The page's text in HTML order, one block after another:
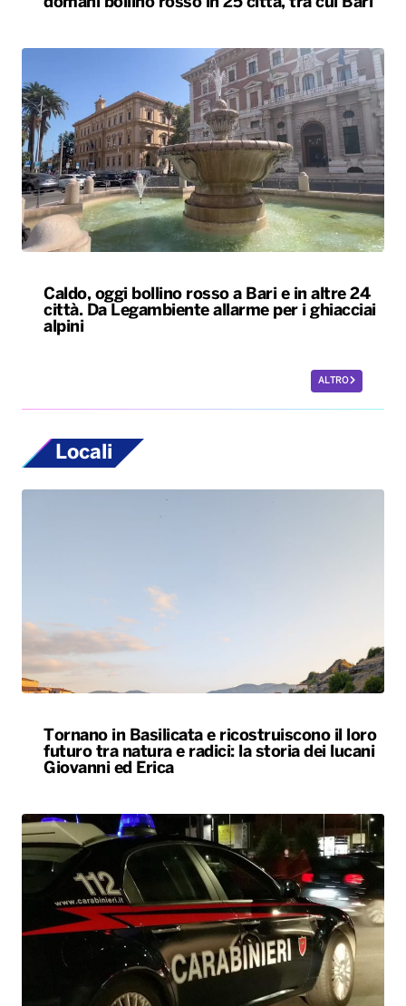
Caldo, oggi bollino rosso a Bari e in altre 24
città. Da Legambiente allarme per i ghiacciai
alpini
ALTRO
Locali
Tornano in Basilicata e ricostruiscono il loro
futuro tra natura e radici: la storia dei lucani
Giovanni ed Erica
Svegliato dall’esplosione di uno sportello
bancomat, residente lancia cocci dal balcone
e mette in fuga i ladri